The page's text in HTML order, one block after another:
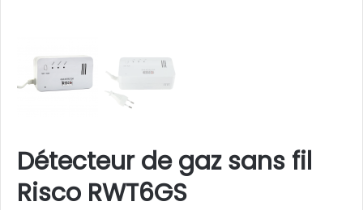
Détecteur de gaz sans fil
Risco RWT6GS